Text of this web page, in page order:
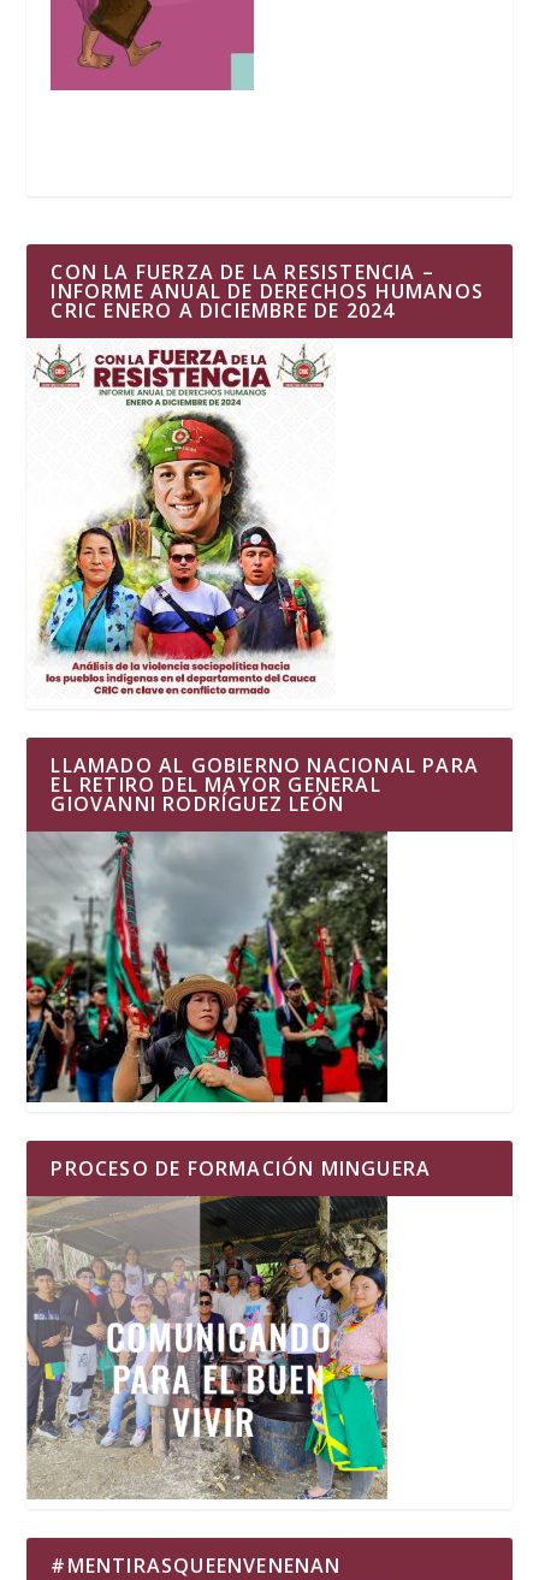
CON LA FUERZA DE LA RESISTENCIA –
INFORME ANUAL DE DERECHOS HUMANOS
CRIC ENERO A DICIEMBRE DE 2024
LLAMADO AL GOBIERNO NACIONAL PARA
EL RETIRO DEL MAYOR GENERAL
GIOVANNI RODRÍGUEZ LEÓN
PROCESO DE FORMACIÓN MINGUERA
#MENTIRASQUEENVENENAN